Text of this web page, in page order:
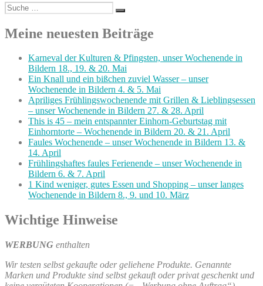
Suche
nach:
Suchen
Meine neuesten Beiträge
Karneval der Kulturen & Pfingsten, unser Wochenende in
Bildern 18., 19. & 20. Mai
Ein Knall und ein bißchen zuviel Wasser – unser
Wochenende in Bildern 4. & 5. Mai
Apriliges Frühlingswochenende mit Grillen & Lieblingsessen
– unser Wochenende in Bildern 27. & 28. April
This is 45 – mein entspannter Einhorn-Geburtstag mit
Einhorntorte – Wochenende in Bildern 20. & 21. April
Faules Wochenende – unser Wochenende in Bildern 13. &
14. April
Frühlingshaftes faules Ferienende – unser Wochenende in
Bildern 6. & 7. April
1 Kind weniger, gutes Essen und Shopping – unser langes
Wochenende in Bildern 8., 9. und 10. März
Wichtige Hinweise
WERBUNG enthalten
Wir testen selbst gekaufte oder geliehene Produkte. Genannte
Marken und Produkte sind selbst gekauft oder privat geschenkt und